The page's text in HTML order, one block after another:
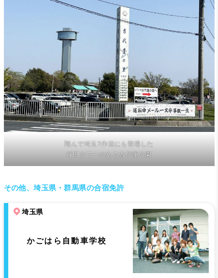
翔んで埼玉2作目にも登場した
行田タワーのある古代蓮公園
その他、埼玉県・群馬県の合宿免許
埼玉県
かごはら自動車学校